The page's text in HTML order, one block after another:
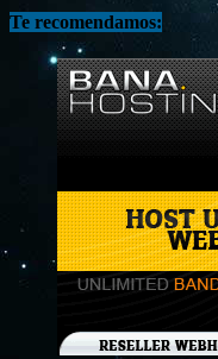
Te recomendamos: